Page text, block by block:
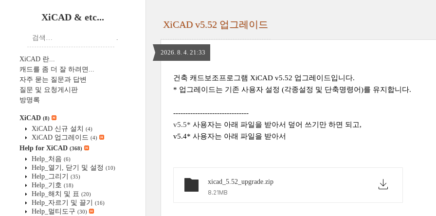
XiCAD & etc...
.
XiCAD 란...
캐드를 좀 더 잘 하려면...
자주 묻는 질문과 답변
질문 및 요청게시판
방명록
XiCAD (8)
XiCAD 신규 설치 (4)
XiCAD 업그레이드 (4)
Help for XiCAD (368)
Help_처음 (6)
Help_열기, 닫기 및 설정 (10)
Help_그리기 (35)
Help_기호 (18)
Help_해치 및 표 (20)
Help_자르기 및 끌기 (16)
Help_멀티도구 (30)
XiCAD v5.52 업그레이드
2026. 8. 4. 21:33
건축 캐드보조프로그램 XiCAD v5.52 업그레이드입니다.
* 업그레이드는 기존 사용자 설정 (각종설정 및 단축명령어)를 유지합니다.
-------------------------------
v5.5* 사용자는 아래 파일을 받아서 덮어 쓰기만 하면 되고,
v5.4* 사용자는 아래 파일을 받아서
xicad_5.52_upgrade.zip
8.21MB